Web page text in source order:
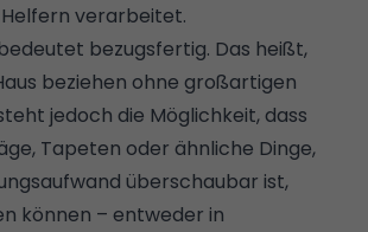
verarbeitet.
bezugsfertig. Das heißt,
beziehen ohne großartigen
jedoch die Möglichkeit, dass
Tapeten oder ähnliche Dinge,
überschaubar ist,
können – entweder in